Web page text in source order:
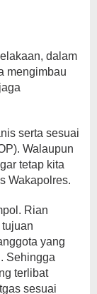
dalam
mengimbau
serta sesuai
Walaupun
tetap kita
Wakapolres.
Rian
yang
Sehingga
terlibat
sesuai